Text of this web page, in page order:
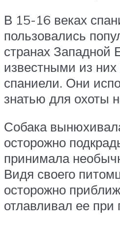
В 15-16 веках
пользовались
странах
известными из
спаниели. Они
знатью для охоты
Собака
осторожно
принимала
Видя своего
осторожно
отлавливал ее